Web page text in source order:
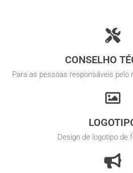
CONSELHO
Para as pessoas responsáveis pelo
Design de logotipo de